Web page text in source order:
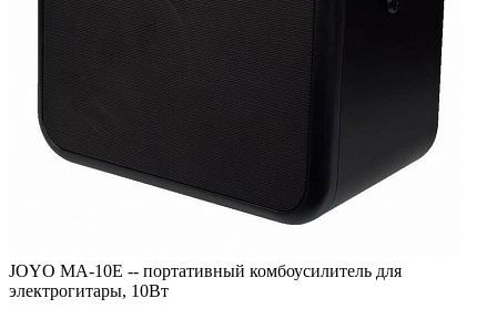
JOYO MA-10E -- портативный комбоусилитель для
электрогитары, 10Вт